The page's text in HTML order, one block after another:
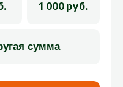
1 000 руб.